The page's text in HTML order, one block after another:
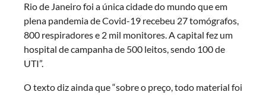
Rio de Janeiro foi a única cidade do mundo que em
plena pandemia de Covid-19 recebeu 27 tomógrafos,
800 respiradores e 2 mil monitores. A capital fez um
hospital de campanha de 500 leitos, sendo 100 de
UTI”.
O texto diz ainda que “sobre o preço, todo material foi